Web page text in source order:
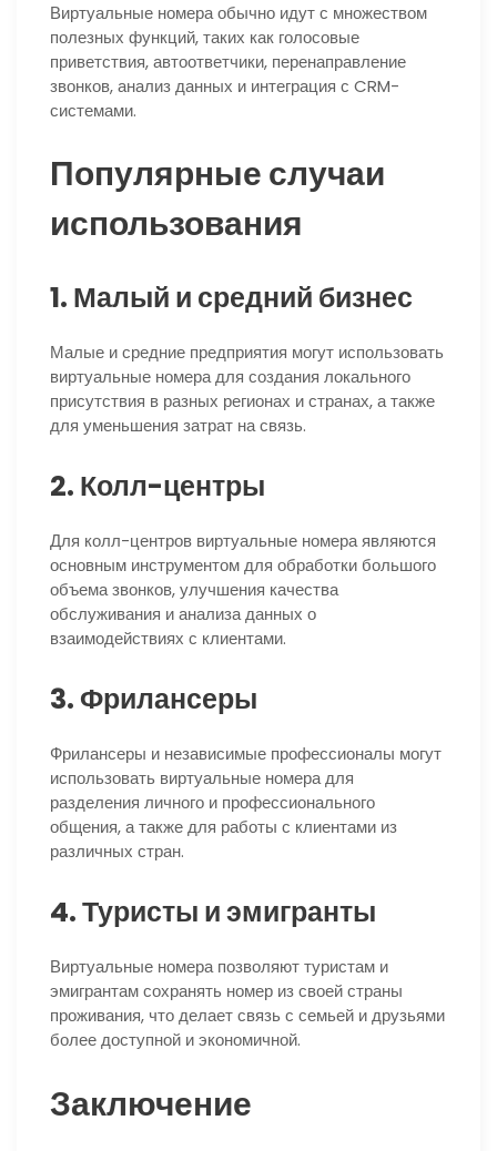
Виртуальные номера обычно идут с множеством
полезных функций, таких как голосовые
приветствия, автоответчики, перенаправление
звонков, анализ данных и интеграция с CRM-
системами.
Популярные случаи
использования
1. Малый и средний бизнес
Малые и средние предприятия могут использовать
виртуальные номера для создания локального
присутствия в разных регионах и странах, а также
для уменьшения затрат на связь.
2. Колл-центры
Для колл-центров виртуальные номера являются
основным инструментом для обработки большого
объема звонков, улучшения качества
обслуживания и анализа данных о
взаимодействиях с клиентами.
3. Фрилансеры
Фрилансеры и независимые профессионалы могут
использовать виртуальные номера для
разделения личного и профессионального
общения, а также для работы с клиентами из
различных стран.
4. Туристы и эмигранты
Виртуальные номера позволяют туристам и
эмигрантам сохранять номер из своей страны
проживания, что делает связь с семьей и друзьями
более доступной и экономичной.
Заключение